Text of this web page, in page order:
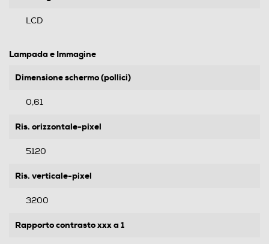
LCD
Lampada e Immagine
Dimensione schermo (pollici)
0,61
Ris. orizzontale-pixel
5120
Ris. verticale-pixel
3200
Rapporto contrasto xxx a 1